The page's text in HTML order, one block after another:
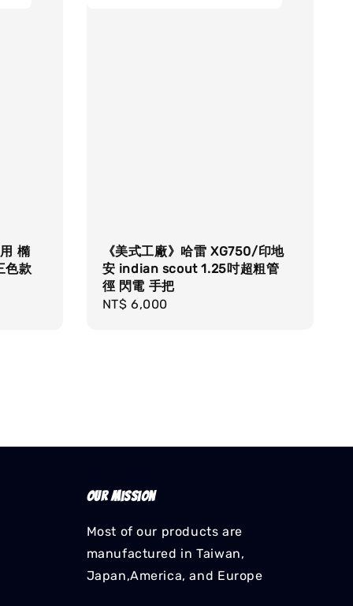
橢
色款
《美式工廠》哈雷 XG750/印地
安 indian scout 1.25吋超粗管
徑 閃電 手把
Regular
NT$ 6,000
Our mission
Most of our products are
manufactured in Taiwan,
Japan,America, and Europe